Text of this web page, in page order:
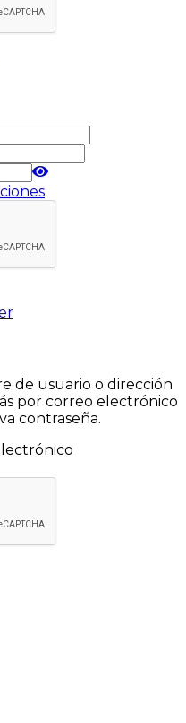
de usuario o dirección
por correo electrónico
contraseña.